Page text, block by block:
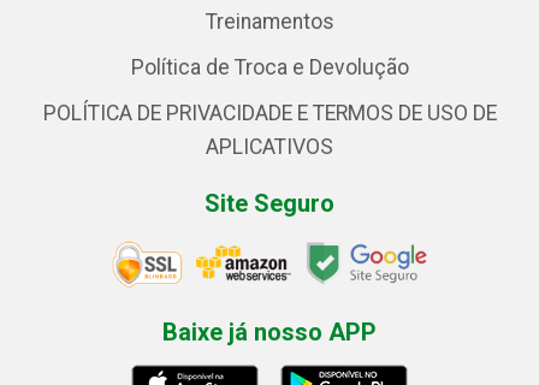
Treinamentos
Política de Troca e Devolução
POLÍTICA DE PRIVACIDADE E TERMOS DE USO DE
APLICATIVOS
Site Seguro
Baixe já nosso APP